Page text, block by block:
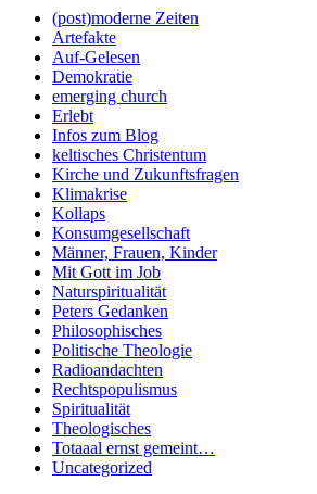
(post)moderne Zeiten
Artefakte
Auf-Gelesen
Demokratie
emerging church
Erlebt
Infos zum Blog
keltisches Christentum
Kirche und Zukunftsfragen
Klimakrise
Kollaps
Konsumgesellschaft
Männer, Frauen, Kinder
Mit Gott im Job
Naturspiritualität
Peters Gedanken
Philosophisches
Politische Theologie
Radioandachten
Rechtspopulismus
Spiritualität
Theologisches
Totaaal ernst gemeint…
Uncategorized